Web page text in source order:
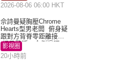
2026-08-06 06:00 HKT
佘詩曼疑胸壓Chrome
Hearts型男老闆 俯身疑
跟對方背脊零距離接觸
網民驚呼：企側邊唔
得？
影視圈
20小時前